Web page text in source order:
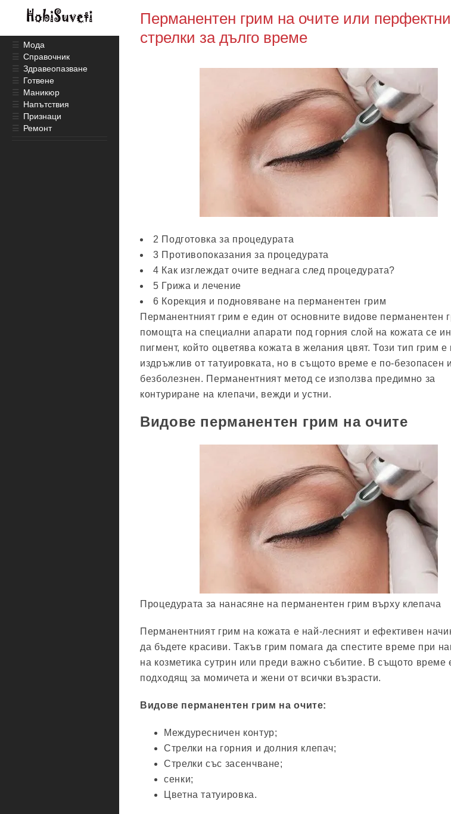
Перманентен грим на очите или перфектни
стрелки за дълго време
2 Подготовка за процедурата
3 Противопоказания за процедурата
4 Как изглеждат очите веднага след процедурата?
5 Грижа и лечение
6 Корекция и подновяване на перманентен грим
Перманентният грим е един от основните видове перманентен
помощта на специални апарати под горния слой на кожата се
пигмент, който оцветява кожата в желания цвят. Този тип грим
издръжлив от татуировката, но в същото време е по-безопасен и
безболезнен. Перманентният метод се използва предимно за
контуриране на клепачи, вежди и устни.
Видове перманентен грим на очите
Процедурата за нанасяне на перманентен грим върху клепача
Перманентният грим на кожата е най-лесният и ефективен
да бъдете красиви. Такъв грим помага да спестите време при
на козметика сутрин или преди важно събитие. В същото време
подходящ за момичета и жени от всички възрасти.
Видове перманентен грим на очите:
Междуресничен контур;
Стрелки на горния и долния клепач;
Стрелки със засенчване;
сенки;
Цветна татуировка.
☰ Мода
☰ Справочник
☰ Здравеопазване
☰ Готвене
☰ Маникюр
☰ Напътствия
☰ Признаци
☰ Ремонт